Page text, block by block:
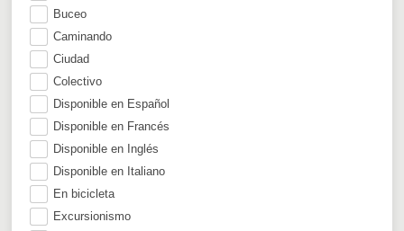
Buceo
Caminando
Ciudad
Colectivo
Disponible en Español
Disponible en Francés
Disponible en Inglés
Disponible en Italiano
En bicicleta
Excursionismo